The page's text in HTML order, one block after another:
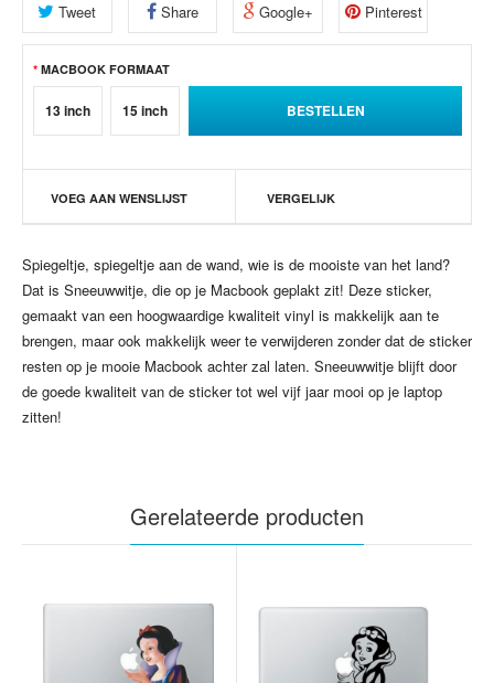
Tweet Share Google+ Pinterest
MACBOOK FORMAAT
13 inch 15 inch
VOEG AAN WENSLIJST VERGELIJK
Spiegeltje, spiegeltje aan de wand, wie is de mooiste van het land?
Dat is Sneeuwwitje, die op je Macbook geplakt zit! Deze sticker,
gemaakt van een hoogwaardige kwaliteit vinyl is makkelijk aan te
brengen, maar ook makkelijk weer te verwijderen zonder dat de sticker
resten op je mooie Macbook achter zal laten. Sneeuwwitje blijft door
de goede kwaliteit van de sticker tot wel vijf jaar mooi op je laptop
zitten!
Gerelateerde producten